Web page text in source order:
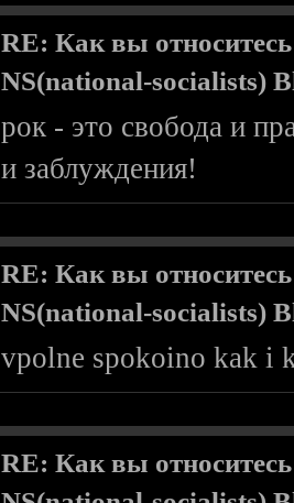
RE: Как вы
NS(national-socialists)
рок - это свобода и
и заблуждения!
RE: Как вы
NS(national-socialists)
vpolne spokoino kak i
RE: Как вы